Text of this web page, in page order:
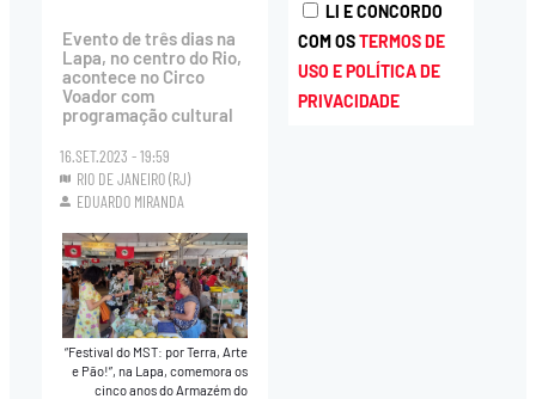
Evento de três dias na
Lapa, no centro do Rio,
acontece no Circo
Voador com
programação cultural
16.SET.2023 - 19:59
RIO DE JANEIRO (RJ)
EDUARDO MIRANDA
“Festival do MST: por Terra, Arte
e Pão!”, na Lapa, comemora os
cinco anos do Armazém do
LI E CONCORDO
COM OSTERMOS DE
USO E POLÍTICA DE
PRIVACIDADE